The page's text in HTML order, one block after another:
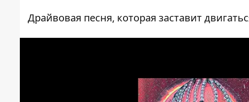
Драйвовая песня, которая заставит